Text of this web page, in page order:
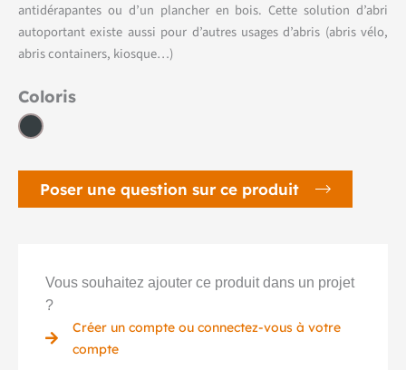
antidérapantes ou d’un plancher en bois. Cette solution d’abri
autoportant existe aussi pour d’autres usages d’abris (abris vélo,
abris containers, kiosque…)
Coloris
Poser une question sur ce produit
Vous souhaitez ajouter ce produit dans un projet
?
Créer un compte ou connectez-vous à votre
compte